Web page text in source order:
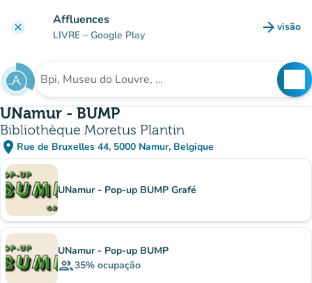
clear Affluences
LIVRE – Google Play arrow_forward visão
(novo
Procura uma instituição
UNamur - BUMP
Bibliothèque Moretus Plantin
place Rue de Bruxelles 44, 5000 Namur, Belgique
(abrir no Google Maps)
(novo separador)
Subinstituições
UNamur - Pop-up BUMP Grafé
UNamur - Pop-up BUMP
group35% ocupação